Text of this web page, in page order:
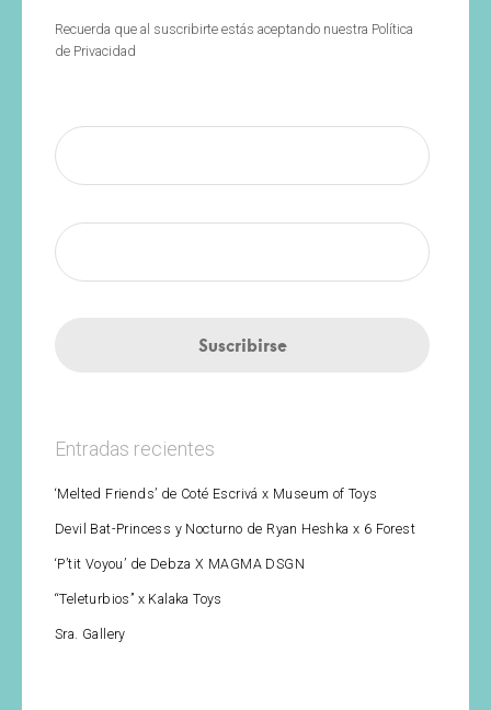
Recuerda que al suscribirte estás aceptando nuestra Política
de Privacidad
Entradas recientes
‘Melted Friends’ de Coté Escrivá x Museum of Toys
Devil Bat-Princess y Nocturno de Ryan Heshka x 6 Forest
‘P’tit Voyou’ de Debza X MAGMA DSGN
“Teleturbios” x Kalaka Toys
Sra. Gallery